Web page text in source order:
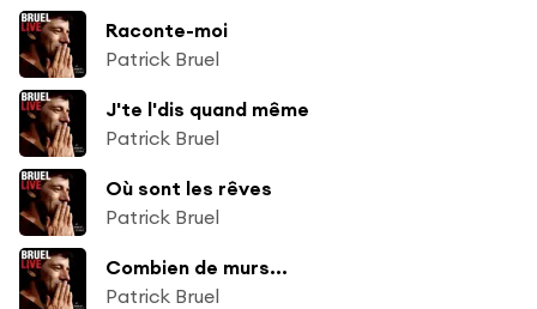
Raconte-moi
Patrick Bruel
J'te l'dis quand même
Patrick Bruel
Où sont les rêves
Patrick Bruel
Combien de murs...
Patrick Bruel